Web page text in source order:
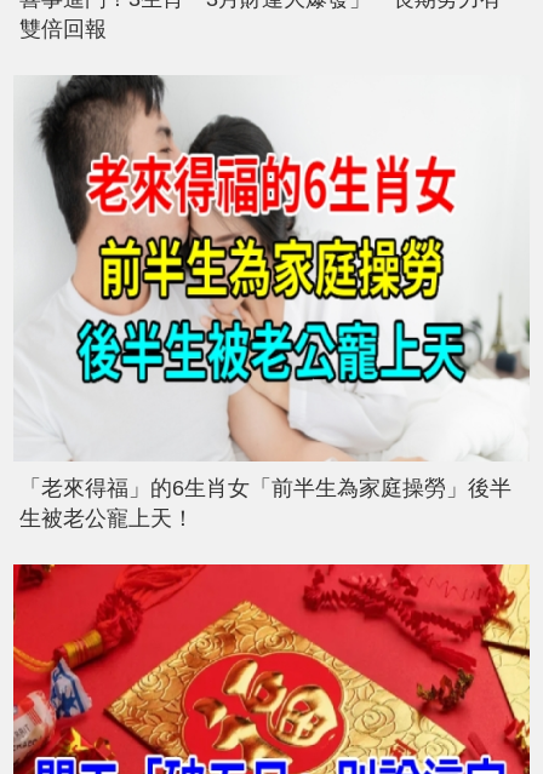
雙倍回報
「老來得福」的6生肖女「前半生為家庭操勞」後半
生被老公寵上天！